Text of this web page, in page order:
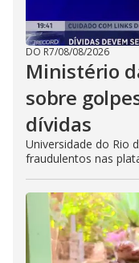
DO R7/08/08/2026
Ministério
sobre
dívidas
Universidade do Rio
fraudulentos nas